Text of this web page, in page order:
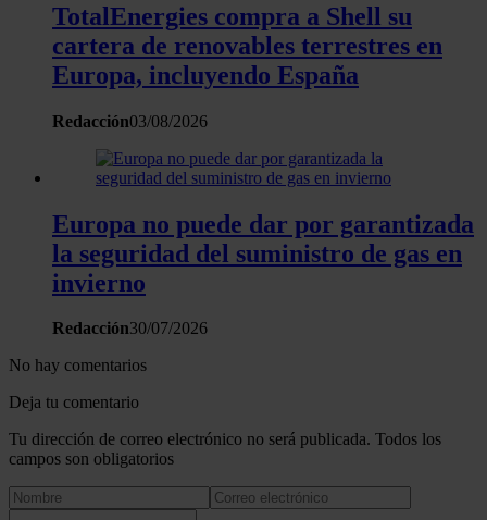
TotalEnergies compra a Shell su
cartera de renovables terrestres en
Europa, incluyendo España
Redacción03/08/2026
Europa no puede dar por garantizada
la seguridad del suministro de gas en
invierno
Redacción30/07/2026
No hay comentarios
Deja tu comentario
Tu dirección de correo electrónico no será publicada. Todos los
campos son obligatorios